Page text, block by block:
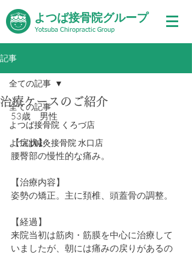
よつば接骨院グループ
Yotsuba Chiropractic Group
記事
全ての記事
よつば接骨院 くろづ店
よつば鍼灸接骨院 水口店
全ての記事
治療ケースのご紹介
53歳　男性
【症状】
腰臀部の慢性的な痛み。
【治療内容】
姿勢の矯正。主に頚椎、頭蓋骨の調整。
【経過】
来院当初は筋肉・筋膜を中心に治療して
いましたが、朝には痛みの戻りがあるの